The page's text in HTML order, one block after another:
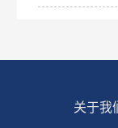
关于我